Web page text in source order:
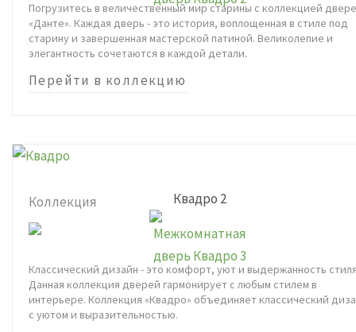
Квадро 2
Погрузитесь в величественный мир старины с коллекцией
«Данте». Каждая дверь - это история, воплощенная в стиле под
старину и завершенная мастерской патиной. Великолепие и
элегантность сочетаются в каждой детали.
Перейти в коллекцию
Коллекция
Классический дизайн - это комфорт, уют и выдержанность
Данная коллекция дверей гармонирует с любым стилем в
интерьере. Коллекция «Квадро» объединяет классический
с уютом и выразительностью.